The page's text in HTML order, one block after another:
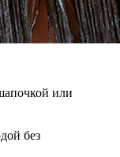
или
без